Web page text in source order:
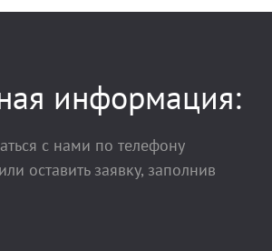
информация:
с нами по телефону
или оставить заявку, заполнив